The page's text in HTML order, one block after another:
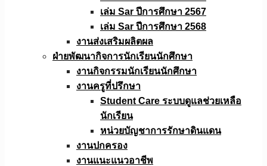
เล่ม Sar ปีการศึกษา 2567
เล่ม Sar ปีการศึกษา 2568
งานส่งเสริมผลิตผล
ฝ่ายพัฒนากิจการนักเรียนนักศึกษา
งานกิจกรรมนักเรียนนักศึกษา
งานครูที่ปรึกษา
Student Care ระบบดูแลช่วยเหลือ
นักเรียน
หน่วยบัญชาการรักษาดินแดน
งานปกครอง
งานแนะแนวอาชีพ